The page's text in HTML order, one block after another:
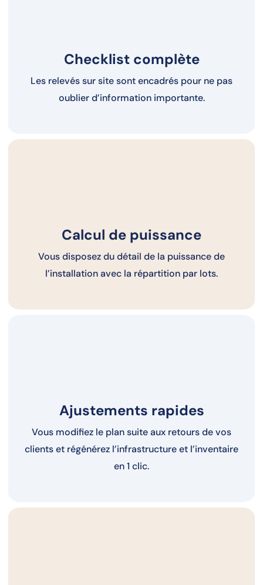
Checklist complète
Les relevés sur site sont encadrés pour ne pas
oublier d’information importante.
Calcul de puissance
Vous disposez du détail de la puissance de
l’installation avec la répartition par lots.
Ajustements rapides
Vous modifiez le plan suite aux retours de vos
clients et régénérez l’infrastructure et l’inventaire
en 1 clic.